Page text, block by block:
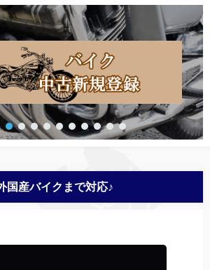
国産バイクまで対応♪